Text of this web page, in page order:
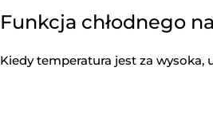
Funkcja chłodnego
Kiedy temperatura jest za